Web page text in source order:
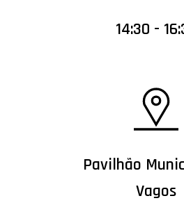
14:30 -
Pavilhão
Vagos